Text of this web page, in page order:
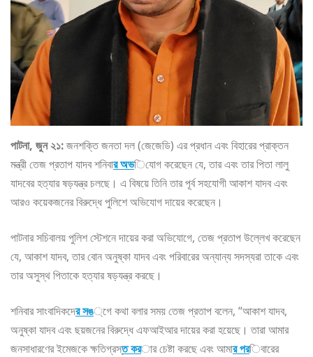
পাটনা, জুন ২১:জনশক্তি জনতা দল (জেজেডি) এর প্রধান এবং বিহারের প্রাক্তন
মন্ত্রী তেজ প্রতাপ যাদব শনিবার অভিযোগ করেছেন যে, তার এবং তার পিতা লালু
যাদবের হত্যার ষড়যন্ত্র চলছে। এ বিষয়ে তিনি তার পূর্ব সহযোগী আকাশ যাদব এবং
আরও কয়েকজনের বিরুদ্ধে পুলিশে অভিযোগ দায়ের করেছেন।
পাটনার সচিবালয় পুলিশ স্টেশনে দায়ের করা অভিযোগে, তেজ প্রতাপ উল্লেখ করেছেন
যে, আকাশ যাদব, তার বোন অনুষ্কা যাদব এবং পরিবারের অন্যান্য সদস্যরা তাকে এবং
তার অসুস্থ পিতাকে হত্যার ষড়যন্ত্র করছে।
শনিবার সাংবাদিকদের সঙ্গে কথা বলার সময় তেজ প্রতাপ বলেন, “আকাশ যাদব,
অনুষ্কা যাদব এবং ছয়জনের বিরুদ্ধে এফআইআর দায়ের করা হয়েছে। তারা আমার
জনসাধারণের ইমেজকে ক্ষতিগ্রস্ত করার চেষ্টা করছে এবং আমার পরিবারের